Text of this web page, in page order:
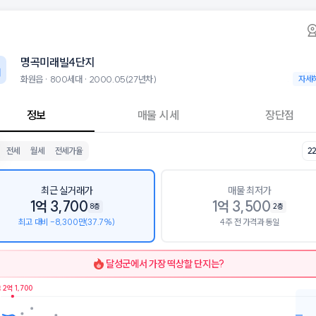
명곡미래빌4단지 아파트 시세·실거래가·2년
빌4단지는 화원읍에 위치한 800세대 대단지 아파트로, 2000.05 입주
8월 6일 기준 20평형의 매매 시세는 1.1억, 전세는 9.6천입니다. 22평
으로는 달성중학교, 화원고등학교가 있습니다.
층, 용적률 222%, 건폐율 22%의 단지입니다.
명곡미래빌4
명곡미래빌4단지
화원읍 · 800세대 · 2000.05(27년차) 화원
자세
정보 매물 시세 장단점
전세 월세 전세가율
최근 실거래가
1억 3,700 8층
최고 대비 -8,300만(37.7%)
매물 최저가
1억 3,500 2층
4주 전 가격과 동일
달성군에서 가장 떡상할 단지는?
2억 1,700